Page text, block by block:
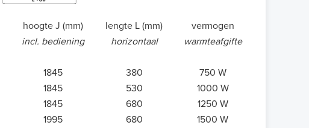
hoogte J (mm) lengte L (mm)
vermogen
incl. bediening horizontaal warmteafgifte
1845 380
750 W
1845 530
1000 W
1845 680
1250 W
1995 680
1500 W